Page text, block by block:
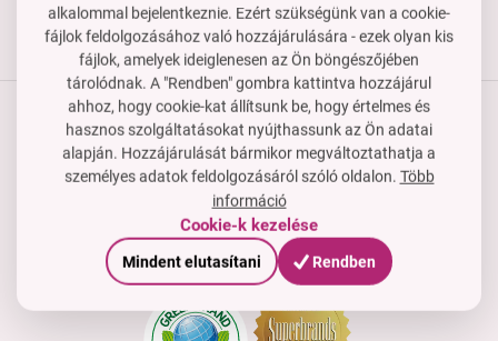
Termékek
Vásárlási útmutató
Cég
Tanúsítványok, díjak és tagság
alkalommal bejelentkeznie. Ezért szükségünk van a cookie-
fájlok feldolgozásához való hozzájárulására - ezek olyan kis
fájlok, amelyek ideiglenesen az Ön böngészőjében
tárolódnak. A "Rendben" gombra kattintva hozzájárul
ahhoz, hogy cookie-kat állítsunk be, hogy értelmes és
hasznos szolgáltatásokat nyújthassunk az Ön adatai
alapján. Hozzájárulását bármikor megváltoztathatja a
személyes adatok feldolgozásáról szóló oldalon. Több
információ
Cookie-k kezelése
Mindent elutasítani Rendben